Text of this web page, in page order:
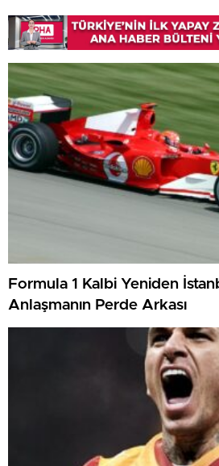
Formula 1 Kalbi Yeniden
Anlaşmanın Perde Arkası